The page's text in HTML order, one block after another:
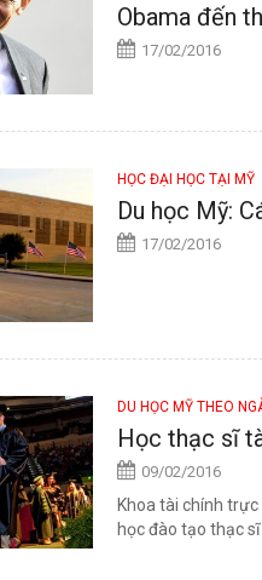
Obama đến
17/02/2016
HỌC ĐẠI HỌC TẠI MỸ
Du học Mỹ:
17/02/2016
DU HỌC MỸ THEO
Học thạc sĩ
09/02/2016
Khoa tài chính
học đào tạo thạc